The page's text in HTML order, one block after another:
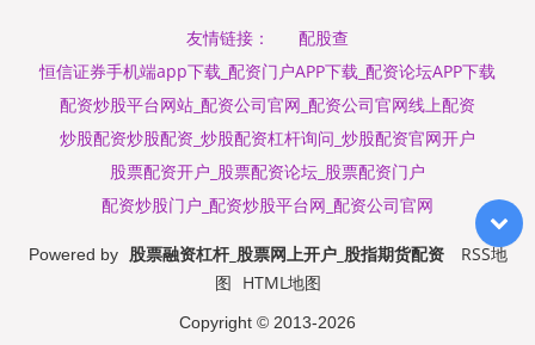
友情链接：
配股查
恒信证券手机端app下载_配资门户APP下载_配资论坛APP下载
配资炒股平台网站_配资公司官网_配资公司官网线上配资
炒股配资炒股配资_炒股配资杠杆询问_炒股配资官网开户
股票配资开户_股票配资论坛_股票配资门户
配资炒股门户_配资炒股平台网_配资公司官网
Powered by 股票融资杠杆_股票网上开户_股指期货配资
RSS地
图 HTML地图
Copyright © 2013-2026